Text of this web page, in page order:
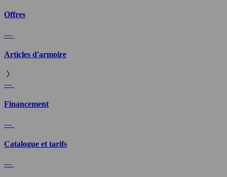
Offres
—
Articles d'armoire
—
Financement
—
Catalogue et tarifs
—